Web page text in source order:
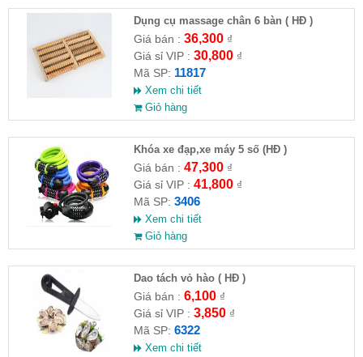
Dụng cụ massage chân 6 bàn ( HĐ )
Giá bán : 36,300₫
Giá sỉ VIP : 30,800₫
Mã SP: 11817
Xem chi tiết
Giỏ hàng
Khóa xe đạp,xe máy 5 số (HĐ )
Giá bán : 47,300₫
Giá sỉ VIP : 41,800₫
Mã SP: 3406
Xem chi tiết
Giỏ hàng
Dao tách vỏ hào ( HĐ )
Giá bán : 6,100₫
Giá sỉ VIP : 3,850₫
Mã SP: 6322
Xem chi tiết